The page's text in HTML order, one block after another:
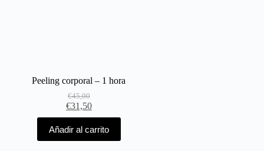
Peeling corporal – 1 hora
€45,00
€31,50
Añadir al carrito